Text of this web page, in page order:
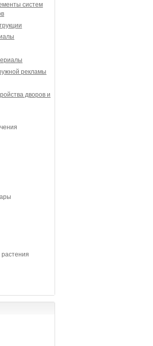
систем
рекламы
дворов и